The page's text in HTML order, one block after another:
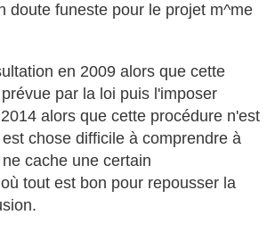
doute funeste pour le projet m^me
en 2009 alors que cette
par la loi puis l'imposer
alors que cette procédure n'est
chose difficile à comprendre à
cache une certain
tout est bon pour repousser la